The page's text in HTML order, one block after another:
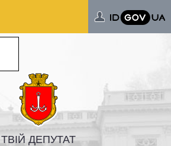
ТВІЙ ДЕПУТАТ